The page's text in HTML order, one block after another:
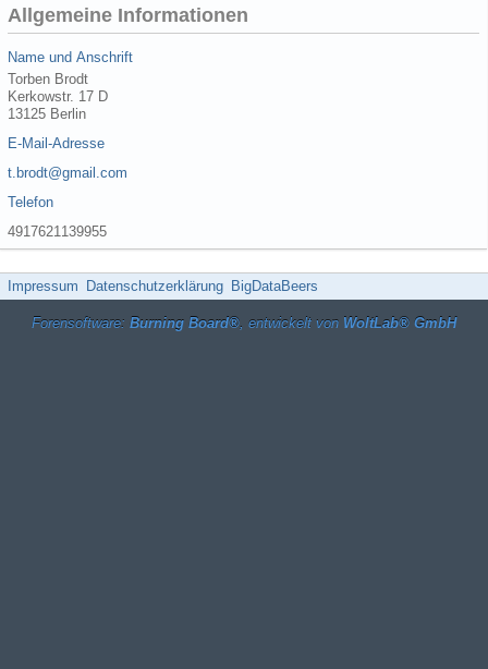
Allgemeine Informationen
Name und Anschrift
Torben Brodt
Kerkowstr. 17 D
13125 Berlin
E-Mail-Adresse
t.brodt@gmail.com
Telefon
4917621139955
Impressum Datenschutzerklärung BigDataBeers
Forensoftware: Burning Board®, entwickelt von WoltLab® GmbH